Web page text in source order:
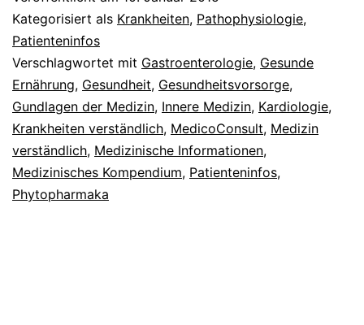
Kategorisiert als Krankheiten, Pathophysiologie,
Patienteninfos
Verschlagwortet mit Gastroenterologie, Gesunde
Ernährung, Gesundheit, Gesundheitsvorsorge,
Gundlagen der Medizin, Innere Medizin, Kardiologie,
Krankheiten verständlich, MedicoConsult, Medizin
verständlich, Medizinische Informationen,
Medizinisches Kompendium, Patienteninfos,
Phytopharmaka